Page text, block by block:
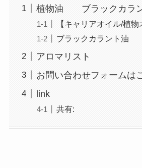
植物油 ブラックカラ
【キャリアオイル/植
ブラックカラント油
アロマリスト
お問い合わせフォームは
link
共有: